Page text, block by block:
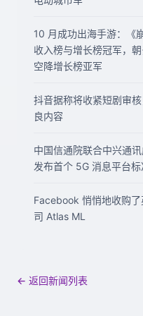
10 月成功出海手游：《
收入榜与增长榜冠军，
空降增长榜亚军
抖音据称将收紧短剧审
良内容
中国信通院联合中兴通讯
发布首个 5G 消息平台标
Facebook 悄悄地收购
司 Atlas ML
← 返回新闻列表